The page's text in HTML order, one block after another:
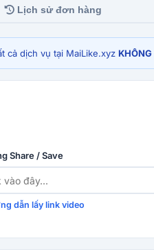
Lịch sử đơn hàng
cả dịch vụ tại MaiLike.xyz KHÔNG
Share / Save
dẫn lấy link video